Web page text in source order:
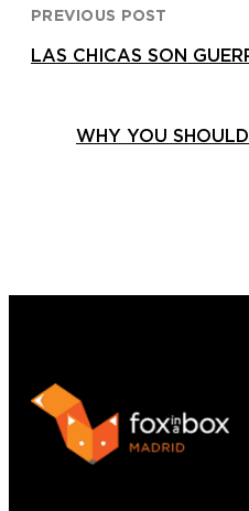
PREVIOUS POST
LAS CHICAS SON
WHY YOU